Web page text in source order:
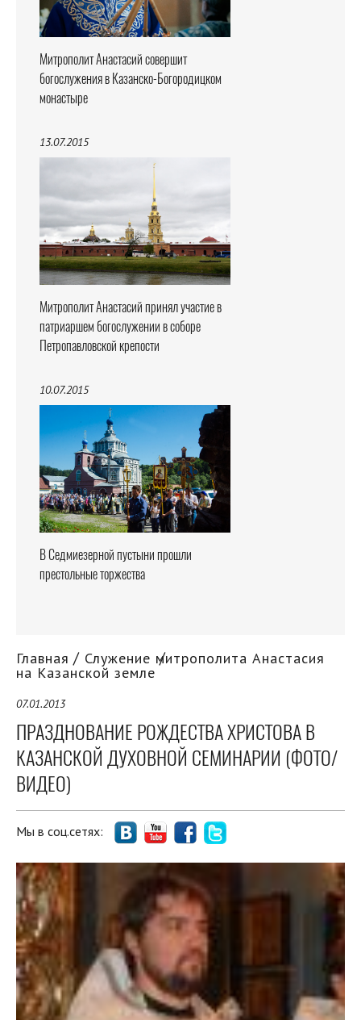
Митрополит Анастасий совершит
богослужения в Казанско-Богородицком
монастыре
13.07.2015
Митрополит Анастасий принял участие в
патриаршем богослужении в соборе
Петропавловской крепости
10.07.2015
В Седмиезерной пустыни прошли
престольные торжества
Главная Служение митрополита Анастасия
на Казанской земле
07.01.2013
ПРАЗДНОВАНИЕ РОЖДЕСТВА ХРИСТОВА В
КАЗАНСКОЙ ДУХОВНОЙ СЕМИНАРИИ (ФОТО/
ВИДЕО)
Мы в соц.сетях: